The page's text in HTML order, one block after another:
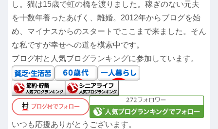
し。猫は15歳で虹の橋を渡りました。稼ぎのない元夫
を十数年養ったあげく、離婚。2012年からブログを始
め、マイナスからのスタートでここまで来ました。そん
な私ですが幸せへの道を模索中です。
ブログ村と人気ブログランキングに参加しています。
いつも応援ありがとうございます。